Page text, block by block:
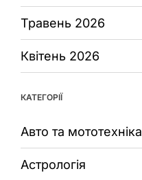
Травень 2026
Квітень 2026
КАТЕГОРІЇ
Авто та мототехніка
Астрологія